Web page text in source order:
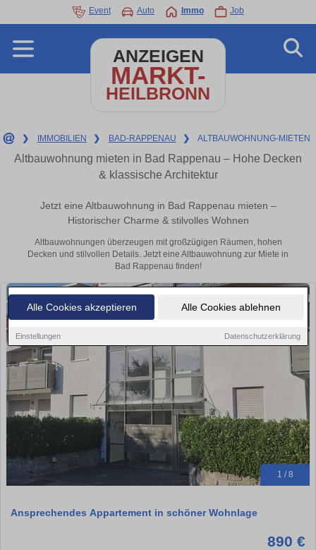
Alle Cookies akzeptieren Alle Cookies ablehnen
Einstellungen Datenschutzerklärung
Event Auto Immo Job
ANZEIGEN
MARKT-
HEILBRONN
❯ IMMOBILIEN ❯ BAD-RAPPENAU ❯ ALTBAUWOHNUNG-MIETEN
Altbauwohnung mieten in Bad Rappenau – Hohe Decken
& klassische Architektur
Jetzt eine Altbauwohnung in Bad Rappenau mieten –
Historischer Charme & stilvolles Wohnen
Altbauwohnungen überzeugen mit großzügigen Räumen, hohen
Decken und stilvollen Details. Jetzt eine Altbauwohnung zur Miete in
Bad Rappenau finden!
1 / 8
Ansprechendes Appartement in schöner Wohnlage
890 €